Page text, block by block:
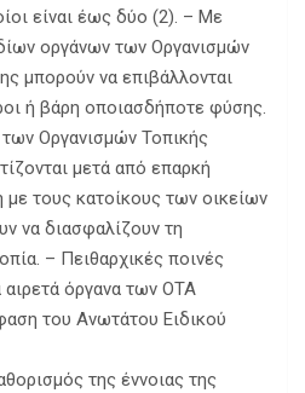
είναι έως δύο (2). – Με
οργάνων των Οργανισμών
μπορούν να επιβάλλονται
ή βάρη οποιασδήποτε φύσης.
Οργανισμών Τοπικής
μετά από επαρκή
τους κατοίκους των οικείων
να διασφαλίζουν τη
– Πειθαρχικές ποινές
όργανα των ΟΤΑ
του Ανωτάτου Ειδικού
της έννοιας της